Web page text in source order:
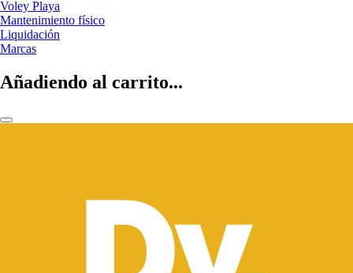
Voley Playa
Mantenimiento físico
Liquidación
Marcas
Añadiendo al carrito...